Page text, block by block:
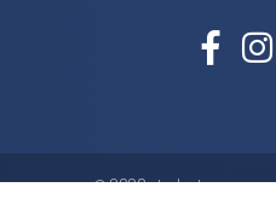
© 2026 students can grow